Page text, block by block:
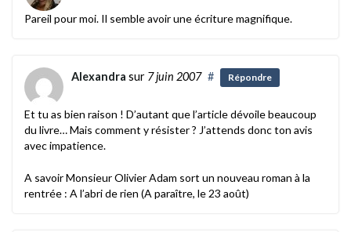
Pareil pour moi. Il semble avoir une écriture magnifique.
Alexandra sur 7 juin 2007 # Répondre
Et tu as bien raison ! D’autant que l’article dévoile beaucoup
du livre… Mais comment y résister ? J’attends donc ton avis
avec impatience.
A savoir Monsieur Olivier Adam sort un nouveau roman à la
rentrée : A l’abri de rien (A paraître, le 23 août)